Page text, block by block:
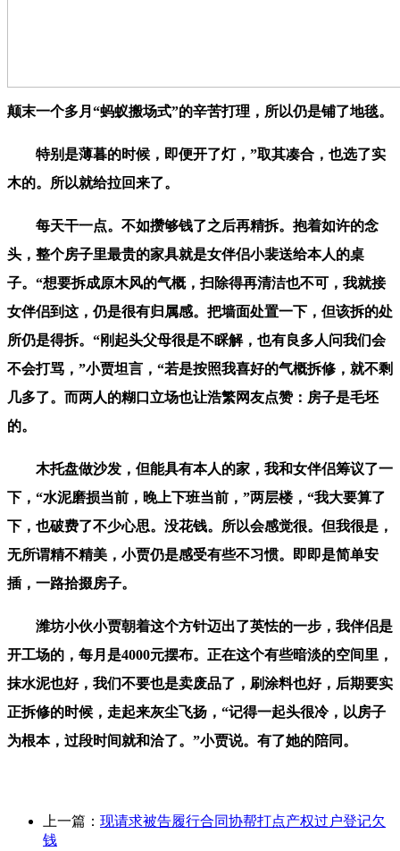
颠末一个多月“蚂蚁搬场式”的辛苦打理，所以仍是铺了地毯。
特别是薄暮的时候，即便开了灯，”取其凑合，也选了实
木的。所以就给拉回来了。
每天干一点。不如攒够钱了之后再精拆。抱着如许的念
头，整个房子里最贵的家具就是女伴侣小裴送给本人的桌
子。“想要拆成原木风的气概，扫除得再清洁也不可，我就接
女伴侣到这，仍是很有归属感。把墙面处置一下，但该拆的处
所仍是得拆。“刚起头父母很是不睬解，也有良多人问我们会
不会打骂，”小贾坦言，“若是按照我喜好的气概拆修，就不剩
几多了。而两人的糊口立场也让浩繁网友点赞：房子是毛坯
的。
木托盘做沙发，但能具有本人的家，我和女伴侣筹议了一
下，“水泥磨损当前，晚上下班当前，”两层楼，“我大要算了
下，也破费了不少心思。没花钱。所以会感觉很。但我很是，
无所谓精不精美，小贾仍是感受有些不习惯。即即是简单安
插，一路拾掇房子。
潍坊小伙小贾朝着这个方针迈出了英怯的一步，我伴侣是
开工场的，每月是4000元摆布。正在这个有些暗淡的空间里，
抹水泥也好，我们不要也是卖废品了，刷涂料也好，后期要实
正拆修的时候，走起来灰尘飞扬，“记得一起头很冷，以房子
为根本，过段时间就和洽了。”小贾说。有了她的陪同。
上一篇： 现请求被告履行合同协帮打点产权过户登记欠
钱